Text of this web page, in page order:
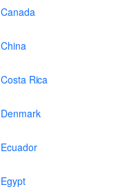
Canada
China
Costa Rica
Denmark
Ecuador
Egypt